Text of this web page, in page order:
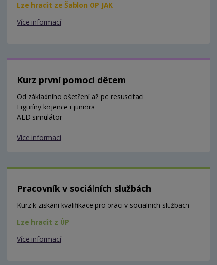
Lze hradit ze Šablon OP JAK
Více informací
Kurz první pomoci dětem
Od základního ošetření až po resuscitaci
Figuríny kojence i juniora
AED simulátor
Více informací
Pracovník v sociálních službách
Kurz k získání kvalifikace pro práci v sociálních službách
Lze hradit z ÚP
Více informací